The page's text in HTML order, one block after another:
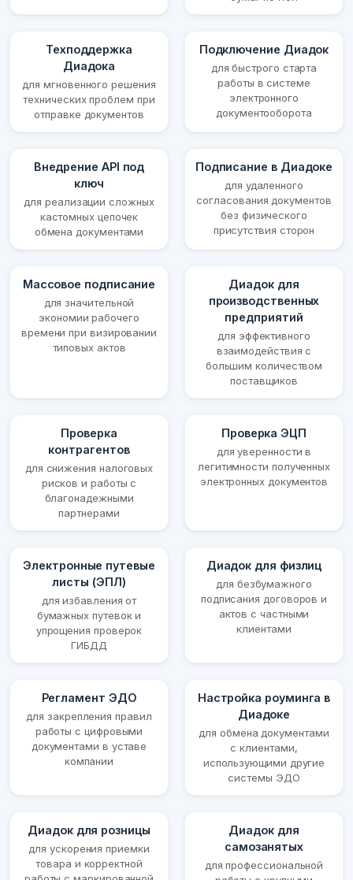
Техподдержка
Диадока
для мгновенного решения
технических проблем при
отправке документов
Подключение Диадок
для быстрого старта
работы в системе
электронного
документооборота
Внедрение API под
ключ
для реализации сложных
кастомных цепочек
обмена документами
Подписание в Диадоке
для удаленного
согласования документов
без физического
присутствия сторон
Массовое подписание
для значительной
экономии рабочего
времени при визировании
типовых актов
Диадок для
производственных
предприятий
для эффективного
взаимодействия с
большим количеством
поставщиков
Проверка
контрагентов
для снижения налоговых
рисков и работы с
благонадежными
партнерами
Проверка ЭЦП
для уверенности в
легитимности полученных
электронных документов
Электронные путевые
листы (ЭПЛ)
для избавления от
бумажных путевок и
упрощения проверок
ГИБДД
Диадок для физлиц
для безбумажного
подписания договоров и
актов с частными
клиентами
Регламент ЭДО
для закрепления правил
работы с цифровыми
документами в уставе
компании
Настройка роуминга в
Диадоке
для обмена документами
с клиентами,
использующими другие
системы ЭДО
Диадок для розницы
для ускорения приемки
товара и корректной
Диадок для
самозанятых
для профессиональной